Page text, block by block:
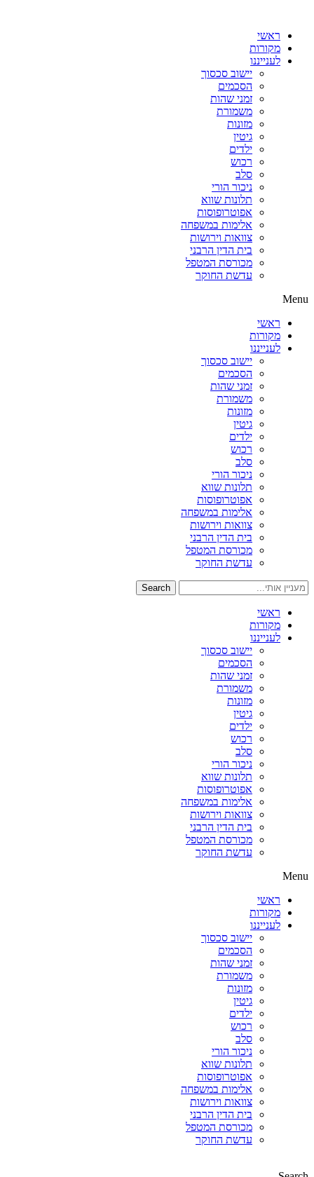
ראשי
מקורות
לענייננו
יישוב סכסוך
הסכמים
זמני שהות
משמורת
מזונות
גיטין
ילדים
רכוש
סלב
ניכור הורי
תלונות שווא
אפוטרופוסות
אלימות במשפחה
צוואות וירושות
בית הדין הרבני
מכורסת המטפל
עדשת החוקר
Menu
ראשי
מקורות
לענייננו
יישוב סכסוך
הסכמים
זמני שהות
משמורת
מזונות
גיטין
ילדים
רכוש
סלב
ניכור הורי
תלונות שווא
אפוטרופוסות
אלימות במשפחה
צוואות וירושות
בית הדין הרבני
מכורסת המטפל
עדשת החוקר
Search
ראשי
מקורות
לענייננו
יישוב סכסוך
הסכמים
זמני שהות
משמורת
מזונות
גיטין
ילדים
רכוש
סלב
ניכור הורי
תלונות שווא
אפוטרופוסות
אלימות במשפחה
צוואות וירושות
בית הדין הרבני
מכורסת המטפל
עדשת החוקר
Menu
ראשי
מקורות
לענייננו
יישוב סכסוך
הסכמים
זמני שהות
משמורת
מזונות
גיטין
ילדים
רכוש
סלב
ניכור הורי
תלונות שווא
אפוטרופוסות
אלימות במשפחה
צוואות וירושות
בית הדין הרבני
מכורסת המטפל
עדשת החוקר